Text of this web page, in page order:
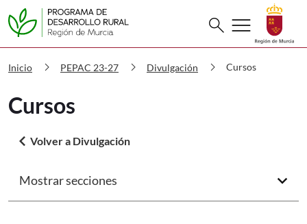
PDR Cursos Buscar
search menu
Inicio chevron_right PEPAC 23-27 chevron_right Divulgación chevron_right Cursos
Cursos
arrow_back_ios Volver a Divulgación
Mostrar secciones arrow_forward_ios